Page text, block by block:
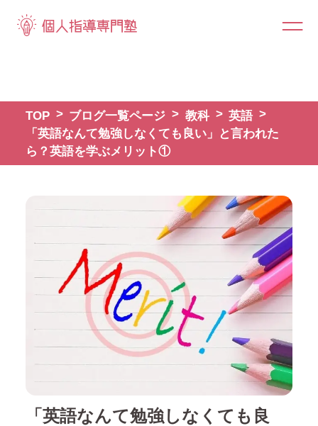
TOP ブログ一覧ページ 教科
英語
「英語なんて勉強しなくても良い」と言われた
ら？英語を学ぶメリット①
「英語なんて勉強しなくても良